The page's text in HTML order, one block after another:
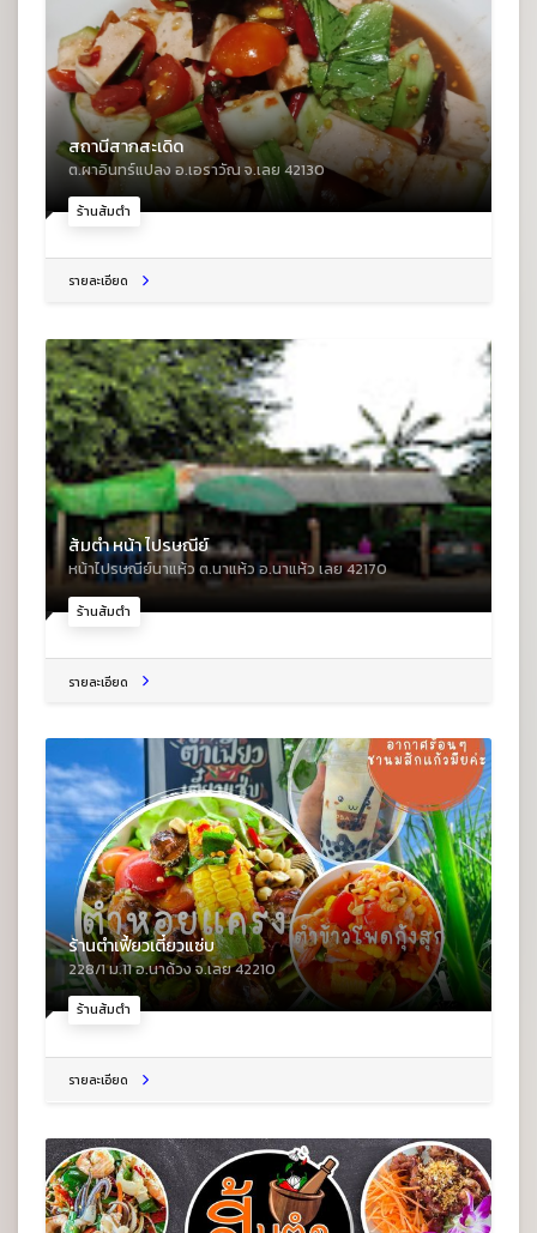
ร้านส้มตำ
สถานีสากสะเดิด
ต.ผาอินทร์แปลง อ.เอราวัณ จ.เลย 42130
รายละเอียด
ร้านส้มตำ
ส้มตำ หน้า ไปรษณีย์
หน้าไปรษณีย์นาแห้ว ต.นาแห้ว อ.นาแห้ว เลย 42170
รายละเอียด
ร้านส้มตำ
ร้านตำเฟี้ยวเตี๋ยวแซ่บ
228/1 ม.11 อ.นาด้วง จ.เลย 42210
รายละเอียด